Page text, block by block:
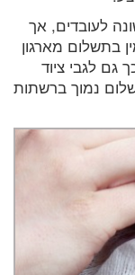
לעובדים, אך
בתשלום מארגון
לגבי ציוד
נמוך ברשתות